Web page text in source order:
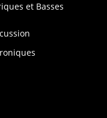
et Basses